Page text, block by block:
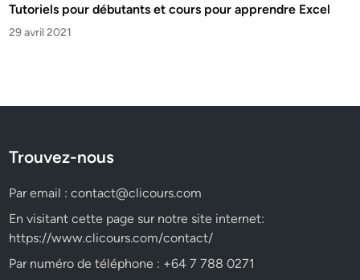
Tutoriels pour débutants et cours pour apprendre Excel
29 avril 2021
Trouvez-nous
Par email :contact@clicours.com
En visitant cette page sur notre site internet:
https://www.clicours.com/contact/
Par numéro de téléphone : +64 7 788 0271